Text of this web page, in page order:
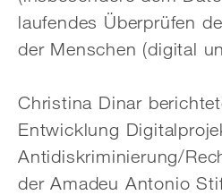
laufendes Überprüfen
der Menschen (digital
Christina Dinar
Entwicklung
Antidiskriminierung/
der Amadeu Antonio